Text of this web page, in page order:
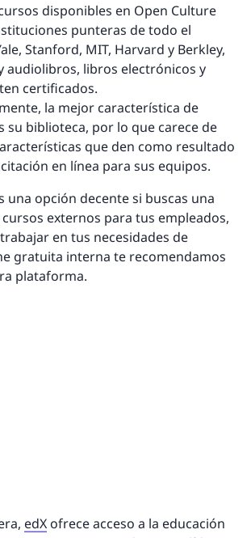
disponibles en Open Culture
punteras de todo el
Stanford, MIT, Harvard y Berkley,
audiolibros, libros electrónicos y
certificados.
la mejor característica de
su biblioteca, por lo que carece de
que den como resultado
en línea para sus equipos.
una opción decente si buscas una
externos para tus empleados,
en tus necesidades de
gratuita interna te recomendamos
plataforma.
edXofrece acceso a la educación